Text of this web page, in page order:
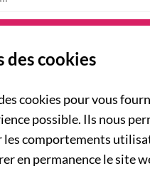
nous ?
des cookies
cookies pour vous
possible. Ils nous
les comportements
en permanence le site